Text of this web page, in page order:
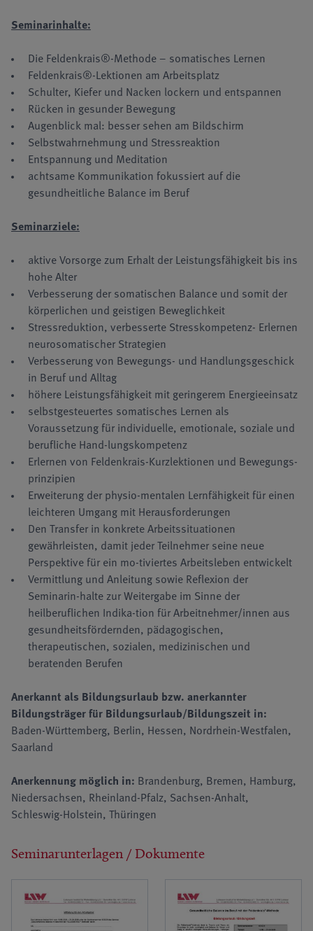
Seminarinhalte:
Die Feldenkrais®-Methode – somatisches Lernen
Feldenkrais®-Lektionen am Arbeitsplatz
Schulter, Kiefer und Nacken lockern und entspannen
Rücken in gesunder Bewegung
Augenblick mal: besser sehen am Bildschirm
Selbstwahrnehmung und Stressreaktion
Entspannung und Meditation
achtsame Kommunikation fokussiert auf die
gesundheitliche Balance im Beruf
Seminarziele:
aktive Vorsorge zum Erhalt der Leistungsfähigkeit bis ins
hohe Alter
Verbesserung der somatischen Balance und somit der
körperlichen und geistigen Beweglichkeit
Stressreduktion, verbesserte Stresskompetenz- Erlernen
neurosomatischer Strategien
Verbesserung von Bewegungs- und Handlungsgeschick
in Beruf und Alltag
höhere Leistungsfähigkeit mit geringerem Energieeinsatz
selbstgesteuertes somatisches Lernen als
Voraussetzung für individuelle, emotionale, soziale und
berufliche Hand-lungskompetenz
Erlernen von Feldenkrais-Kurzlektionen und Bewegungs-
prinzipien
Erweiterung der physio-mentalen Lernfähigkeit für einen
leichteren Umgang mit Herausforderungen
Den Transfer in konkrete Arbeitssituationen
gewährleisten, damit jeder Teilnehmer seine neue
Perspektive für ein mo-tiviertes Arbeitsleben entwickelt
Vermittlung und Anleitung sowie Reflexion der
Seminarin-halte zur Weitergabe im Sinne der
heilberuflichen Indika-tion für Arbeitnehmer/innen aus
gesundheitsfördernden, pädagogischen,
therapeutischen, sozialen, medizinischen und
beratenden Berufen
Anerkannt als Bildungsurlaub bzw. anerkannter
Bildungsträger für Bildungsurlaub/Bildungszeit in:
Baden-Württemberg, Berlin, Hessen, Nordrhein-Westfalen,
Saarland
Anerkennung möglich in: Brandenburg, Bremen, Hamburg,
Niedersachsen, Rheinland-Pfalz, Sachsen-Anhalt,
Schleswig-Holstein, Thüringen
Seminarunterlagen / Dokumente